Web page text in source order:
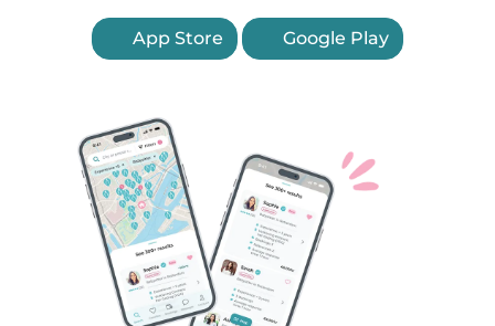
App Store Google Play